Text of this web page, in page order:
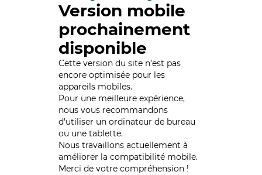
Version mobile
prochainement
disponible
Cette version du site n’est pas
encore optimisée pour les
appareils mobiles.
Pour une meilleure expérience,
nous vous recommandons
d'utiliser un ordinateur de bureau
ou une tablette.
Nous travaillons actuellement à
améliorer la compatibilité mobile.
Merci de votre compréhension !